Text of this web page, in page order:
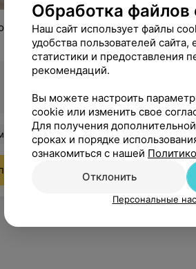
УЗИ и другое. Полная
Индивидуальный подход и доброжелательное отношение. Отличный доктор, побольше бы таких
Обработка файлов
Наш сайт использует файлы
удобства пользователей
статистики и предоставления
рекомендаций.
Вы можете настроить
cookie или изменить свое
Для получения
сроках и порядке
ознакомиться с нашей
Отклонить
Персональные